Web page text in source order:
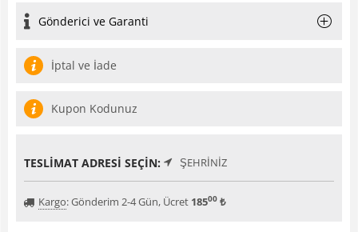
Gönderici ve Garanti
İptal ve İade
Kupon Kodunuz
TESLIMAT ADRESI SEÇIN: ŞEHRINIZ
Kargo:Gönderim 2-4 Gün, Ücret 18500 ₺